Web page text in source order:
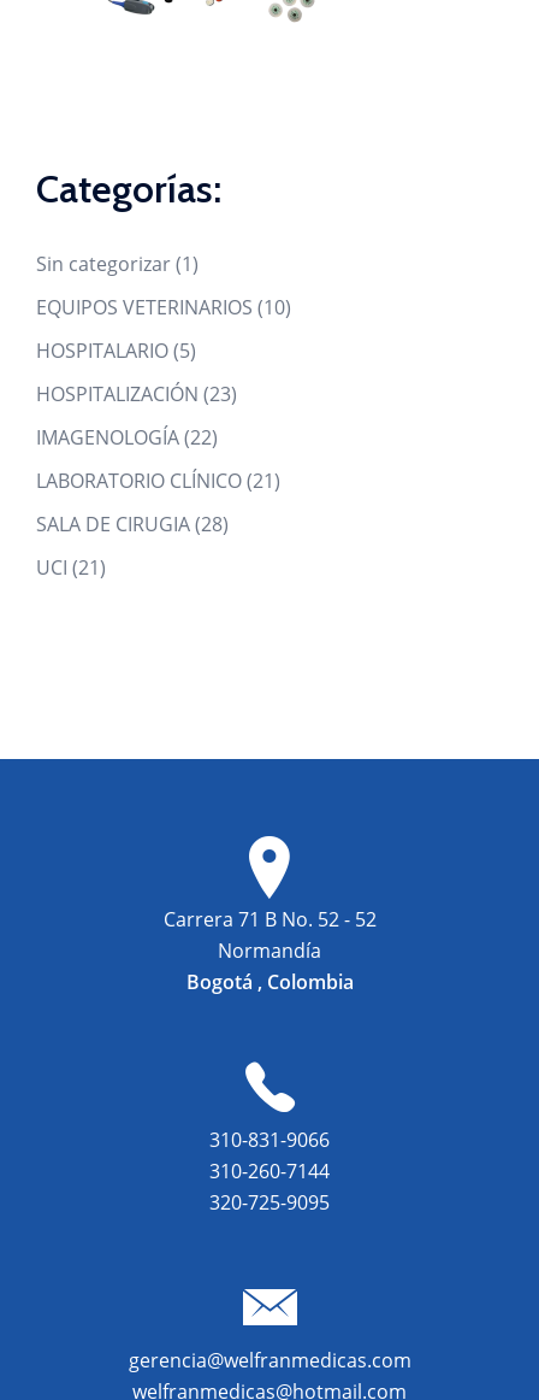
Categorías:
Sin categorizar 11
product
EQUIPOS VETERINARIOS 1010
HOSPITALARIO 55
products
HOSPITALIZACIÓN 2323
IMAGENOLOGÍA 2222
products
LABORATORIO CLÍNICO 2121
SALA DE CIRUGIA 2828
UCI 2121
Carrera 71 B No. 52 - 52
Normandía
Bogotá , Colombia
310-831-9066
310-260-7144
320-725-9095
gerencia@welfranmedicas.com
welfranmedicas@hotmail.com